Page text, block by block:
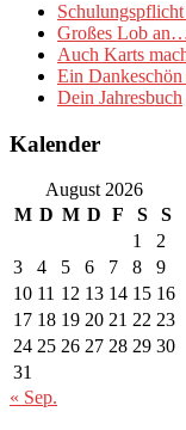
Großes Lob
Auch Karts
Ein
Dein Jahresbuch
Kalender
August 2026
M D M D F S
S
1
2
3
4 5 6 7 8
9
10 11 12 13 14 15 16
17 18 19 20 21 22 23
24 25 26 27 28 29 30
31
« Sep.